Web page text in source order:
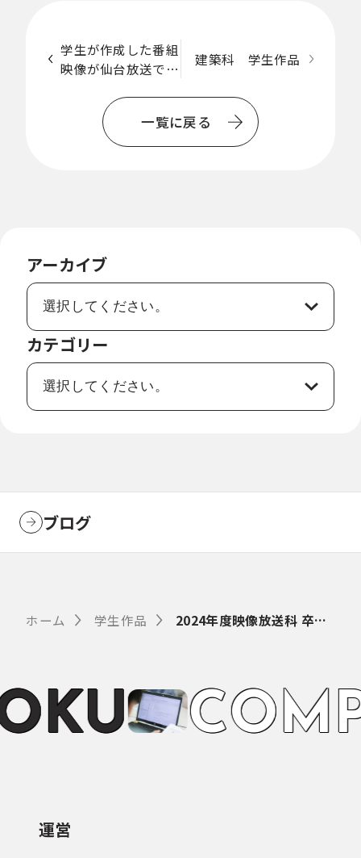
学生が作成した番組
映像が仙台放送でオ
建築科 学生作品
覧
に
戻
一覧に戻る
アーカイブ
カテゴリー
ブログ
ホーム 学生作品 2024年度映像放送科 卒業制作作品
KU COM
運営